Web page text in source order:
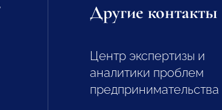
Другие контакты
Центр экспертизы и
аналитики проблем
предпринимательства